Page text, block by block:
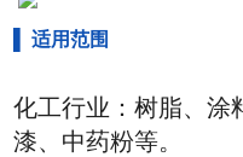
▌ 适用范围
化工行业：树脂、涂
漆、中药粉等。